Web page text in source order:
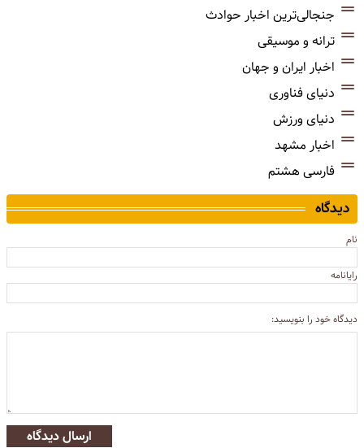
جنجالی‌ترین اخبار حوادث
ترانه و موسیقی
اخبار ایران و جهان
دنیای فناوری
دنیای ورزش
اخبار مشهد
فارسی هشتم
دیدگاه
نام
رایانامه
دیدگاه خود را بنویسید:
ارسال دیدگاه